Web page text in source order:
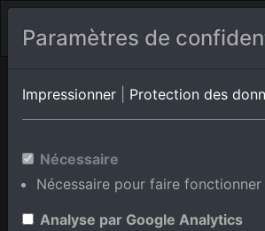
Album de lieux Brühl en Bade-
Paramètres de
Impressionner Protection des
Nécessaire
Nécessaire pour faire fonctionner
Analyse par Google Analytics